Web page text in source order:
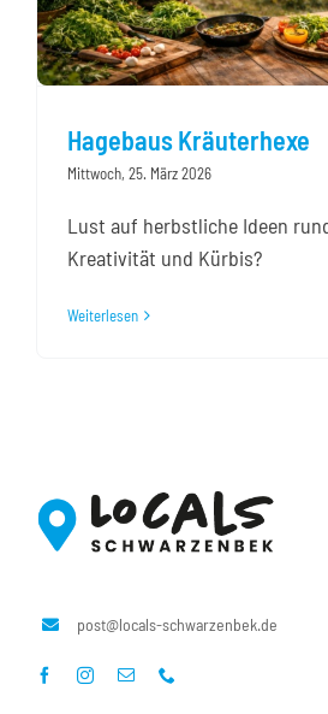
Hagebaus Kräuterhexe
Mittwoch, 25. März 2026
Lust auf herbstliche Ideen
Kreativität und Kürbis?
Weiterlesen
post@locals-schwarzenbek.de